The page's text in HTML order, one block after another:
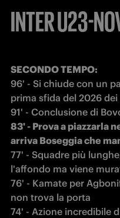
INTER U23-
96' - Si chiude con un
prima sfida del 2026
91' - Conclusione di
83' - Prova a piazzarla
arriva Boseggia che
77' - Squadre più
l'affondo ma viene
76' - Kamate per
non trova la porta
74' - Azione incredibile